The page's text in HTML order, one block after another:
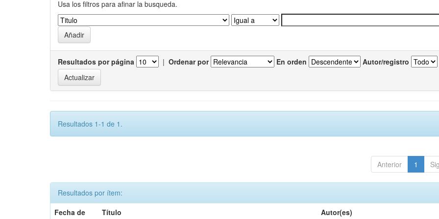
Usa los filtros para afinar la busqueda.
Resultados por página | Ordenar por En orden Autor/registro
Resultados 1-1 de 1.
Anterior 1
Resultados por ítem:
Fecha de
Título Autor(es)